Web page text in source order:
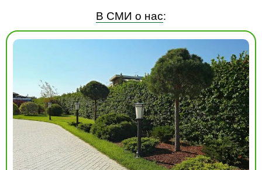
В СМИ о нас: